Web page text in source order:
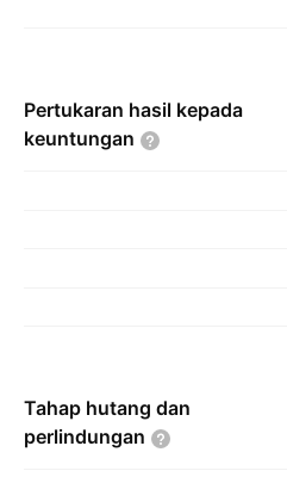
Pertukaran hasil kepada
keuntungan
Tahap hutang dan
perlindungan